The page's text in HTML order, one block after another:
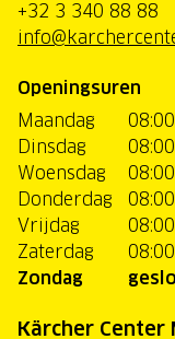
+32 3 340 88 88
Openingsuren
Maandag
Dinsdag
Woensdag
Donderdag
Vrijdag
Zaterdag
Zondag
Kärcher Center